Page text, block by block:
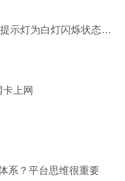
· 向日葵控控A2安装连线后，提示灯为白灯闪烁状态？（视频）
上网
系？平台思维很重要